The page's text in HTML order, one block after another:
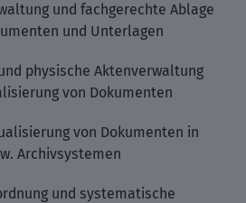
und fachgerechte Ablage
und Unterlagen
physische Aktenverwaltung
von Dokumenten
von Dokumenten in
Archivsystemen
und systematische